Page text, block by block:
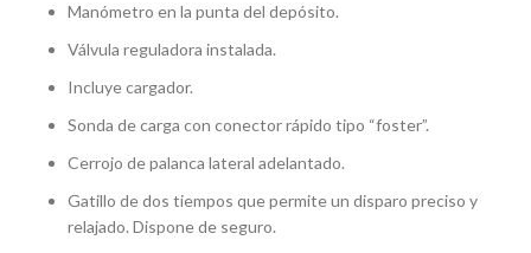
Manómetro en la punta del depósito.
Válvula reguladora instalada.
Incluye cargador.
Sonda de carga con conector rápido tipo “foster”.
Cerrojo de palanca lateral adelantado.
Gatillo de dos tiempos que permite un disparo preciso y
relajado. Dispone de seguro.